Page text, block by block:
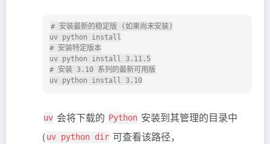
# 安装最新的稳定版 (如果尚未安装)
uv python install
# 安装特定版本
uv python install 3.11.5
# 安装 3.10 系列的最新可用版
uv 会将下载的 Python 安装到其管理的目录中
(uv python dir 可查看该路径，